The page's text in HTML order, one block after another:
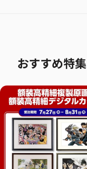
おすすめ特集